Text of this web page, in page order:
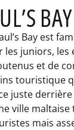
BAY
Bay est
juniors, les
et de
touristique
juste
ville
mais